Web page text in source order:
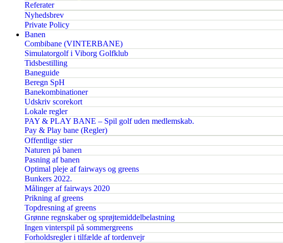
Referater
Nyhedsbrev
Private Policy
Banen
Combibane (VINTERBANE)
Simulatorgolf i Viborg Golfklub
Tidsbestilling
Baneguide
Beregn SpH
Banekombinationer
Udskriv scorekort
Lokale regler
PAY & PLAY BANE – Spil golf uden medlemskab.
Pay & Play bane (Regler)
Offentlige stier
Naturen på banen
Pasning af banen
Optimal pleje af fairways og greens
Bunkers 2022.
Målinger af fairways 2020
Prikning af greens
Topdresning af greens
Grønne regnskaber og sprøjtemiddelbelastning
Ingen vinterspil på sommergreens
Forholdsregler i tilfælde af tordenvejr